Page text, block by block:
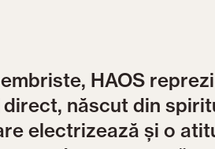
HAOS
născut din
electrizează și o